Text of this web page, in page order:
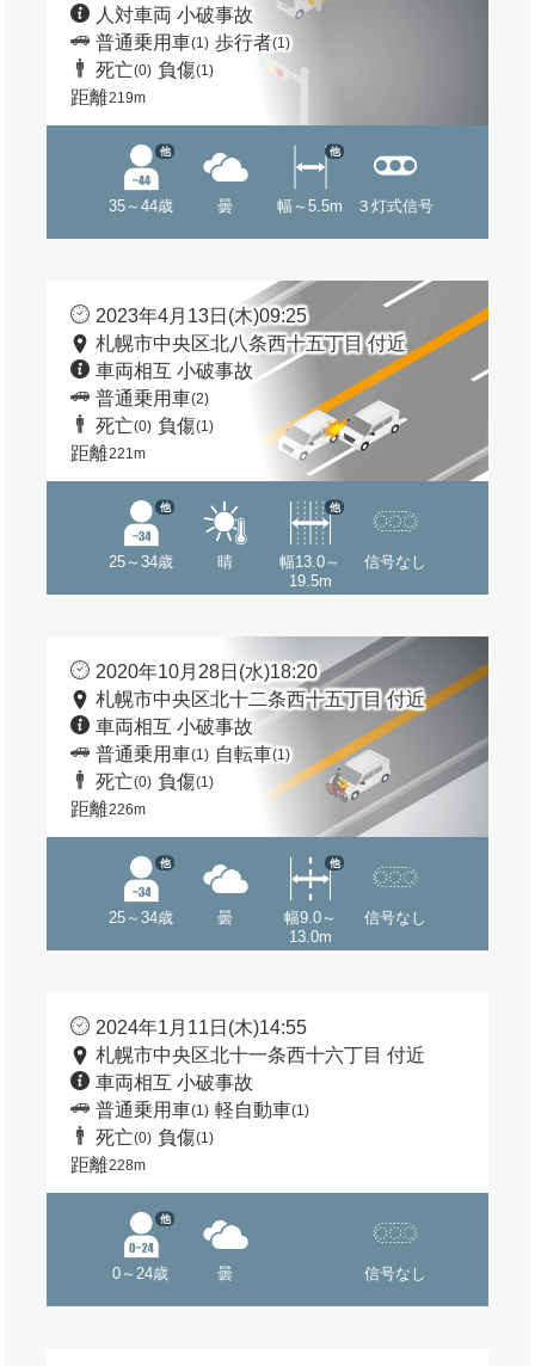
人対車両 小破事故
普通乗用車(1) 歩行者(1)
死亡(0) 負傷(1)
距離219m
35～44歳
他
曇 幅～5.5m
他
３灯式信号
2023年4月13日(木)09:25
札幌市中央区北八条西十五丁目 付近
車両相互 小破事故
普通乗用車(2)
死亡(0) 負傷(1)
距離221m
25～34歳
他
晴
幅13.0～
19.5m
他
信号なし
2020年10月28日(水)18:20
札幌市中央区北十二条西十五丁目 付近
車両相互 小破事故
普通乗用車(1) 自転車(1)
死亡(0) 負傷(1)
距離226m
25～34歳
他
曇
幅9.0～
13.0m
他
信号なし
2024年1月11日(木)14:55
札幌市中央区北十一条西十六丁目 付近
車両相互 小破事故
普通乗用車(1) 軽自動車(1)
死亡(0) 負傷(1)
距離228m
0～24歳
他
曇 信号なし